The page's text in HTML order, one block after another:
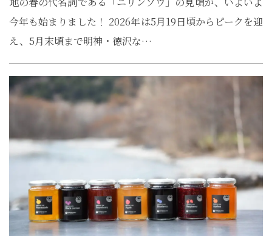
今年も始まりました！ 2026年は5月19日頃からピークを迎
え、5月末頃まで明神・徳沢な…